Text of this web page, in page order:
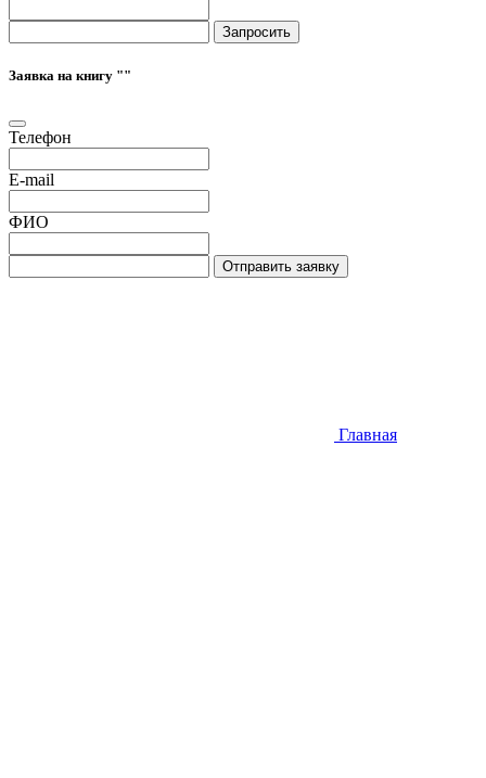
Запросить
Заявка на книгу ""
Телефон
E-mail
ФИО
Отправить заявку
Главная